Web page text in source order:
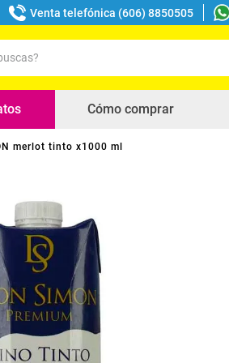
Venta telefónica (606) 8850505
Cómo comprar
merlot tinto x1000 ml
buscados